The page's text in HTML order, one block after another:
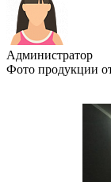
Администратор
Фото продукции